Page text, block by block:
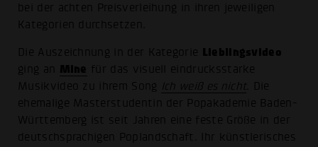
bei der achten Preisverleihung in ihren jeweiligen
Kategorien durchsetzen.
Die Auszeichnung in der Kategorie Lieblingsvideo
ging an Mine für das visuell eindrucksstarke
Musikvideo zu ihrem Song Ich weiß es nicht . Die
ehemalige Masterstudentin der Popakademie Baden-
Württemberg ist seit Jahren eine feste Größe in der
deutschsprachigen Poplandschaft. Ihr künstlerisches